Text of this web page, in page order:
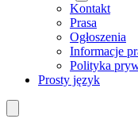
Kontakt
Prasa
Ogłoszenia
Informacje
Polityka
Prosty język